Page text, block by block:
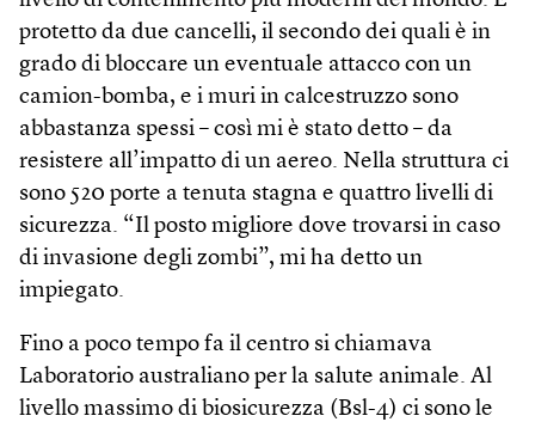
protetto da due cancelli, il secondo dei quali è in
grado di bloccare un eventuale attacco con un
camion-bomba, e i muri in calcestruzzo sono
abbastanza spessi – così mi è stato detto – da
resistere all’impatto di un aereo. Nella struttura ci
sono 520 porte a tenuta stagna e quattro livelli di
sicurezza. “Il posto migliore dove trovarsi in caso
di invasione degli zombi”, mi ha detto un
impiegato.
Fino a poco tempo fa il centro si chiamava
Laboratorio australiano per la salute animale. Al
livello massimo di biosicurezza (Bsl-4) ci sono le